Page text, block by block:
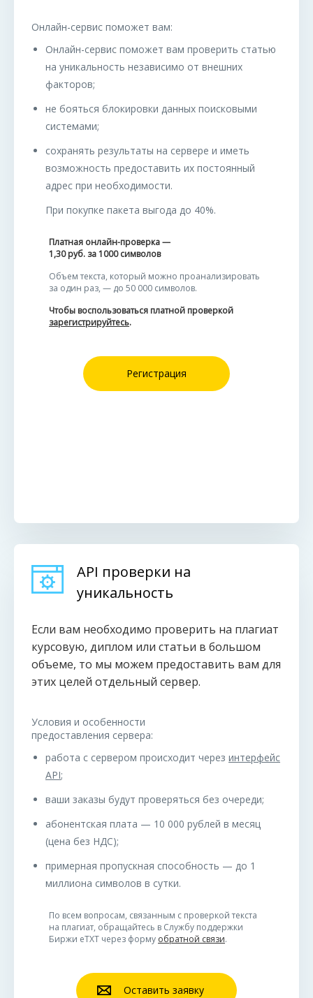
Oнлайн-сервис поможет вам:
Онлайн-сервис поможет вам проверить статью
на уникальность независимо от внешних
факторов;
не бояться блокировки данных поисковыми
системами;
сохранять результаты на сервере и иметь
возможность предоставить их постоянный
адрес при необходимости.
При покупке пакета выгода до 40%.
Платная онлайн-проверка —
1,30руб. за 1000 символов
Объем текста, который можно проанализировать
за один раз, — до 50 000 символов.
Чтобы воспользоваться платной проверкой
зарегистрируйтесь.
Регистрация
API проверки на
уникальность
Если вам необходимо проверить на плагиат
курсовую, диплом или статьи в большом
объеме, то мы можем предоставить вам для
этих целей отдельный сервер.
Условия и особенности
предоставления сервера:
работа с сервером происходит через интерфейс
API;
ваши заказы будут проверяться без очереди;
абонентская плата — 10 000 рублей в месяц
(цена без НДС);
примерная пропускная способность — до 1
миллиона символов в сутки.
По всем вопросам, связанным с проверкой текста
на плагиат, обращайтесь в Службу поддержки
Биржи eTXT через форму обратной связи.
Оставить заявку